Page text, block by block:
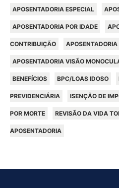
APOSENTADORIA ESPECIAL
APOSENTADORIA POR IDADE
CONTRIBUIÇÃO
APOSENTADORIA VISÃO
BENEFÍCIOS BPC/LOAS IDOSO
PREVIDENCIÁRIA ISENÇÃO DE
POR MORTE REVISÃO DA VIDA
APOSENTADORIA